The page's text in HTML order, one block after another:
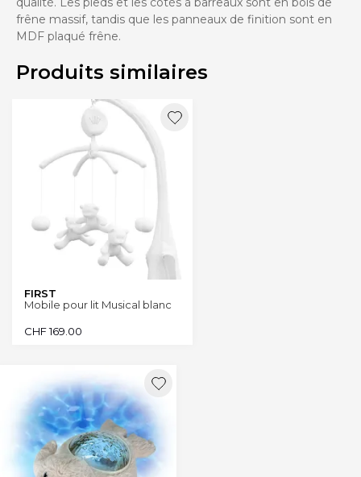
frêne massif, tandis que les panneaux de finition sont en
MDF plaqué frêne.
Produits similaires
FIRST
Mobile pour lit Musical blanc
CHF169.00